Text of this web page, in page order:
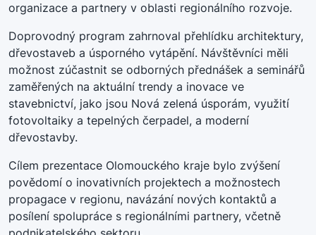
organizace a partnery v oblasti regionálního rozvoje.
Doprovodný program zahrnoval přehlídku architektury,
dřevostaveb a úsporného vytápění. Návštěvníci měli
možnost zúčastnit se odborných přednášek a seminářů
zaměřených na aktuální trendy a inovace ve
stavebnictví, jako jsou Nová zelená úsporám, využití
fotovoltaiky a tepelných čerpadel, a moderní
dřevostavby.
Cílem prezentace Olomouckého kraje bylo zvýšení
povědomí o inovativních projektech a možnostech
propagace v regionu, navázání nových kontaktů a
posílení spolupráce s regionálními partnery, včetně